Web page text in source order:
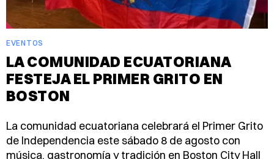
EVENTOS
LA COMUNIDAD ECUATORIANA
FESTEJA EL PRIMER GRITO EN
BOSTON
La comunidad ecuatoriana celebrará el Primer Grito
de Independencia este sábado 8 de agosto con
música, gastronomía y tradición en Boston City Hall